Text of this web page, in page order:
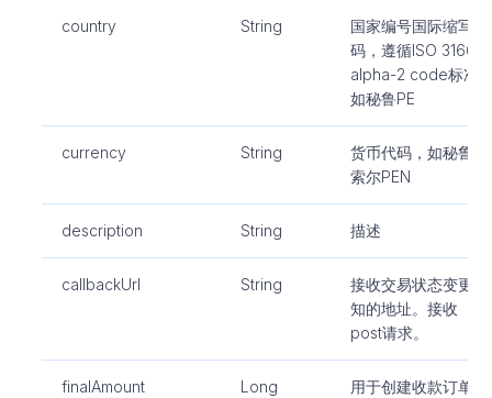
country String
国家编号国际缩写
码，遵循ISO 3166-1
alpha-2 code标准,
如秘鲁PE
currency String
货币代码，如秘鲁新
索尔PEN
description String 描述
callbackUrl String
接收交易状态变更通
知的地址。接收
post请求。
finalAmount Long
用于创建收款订单的